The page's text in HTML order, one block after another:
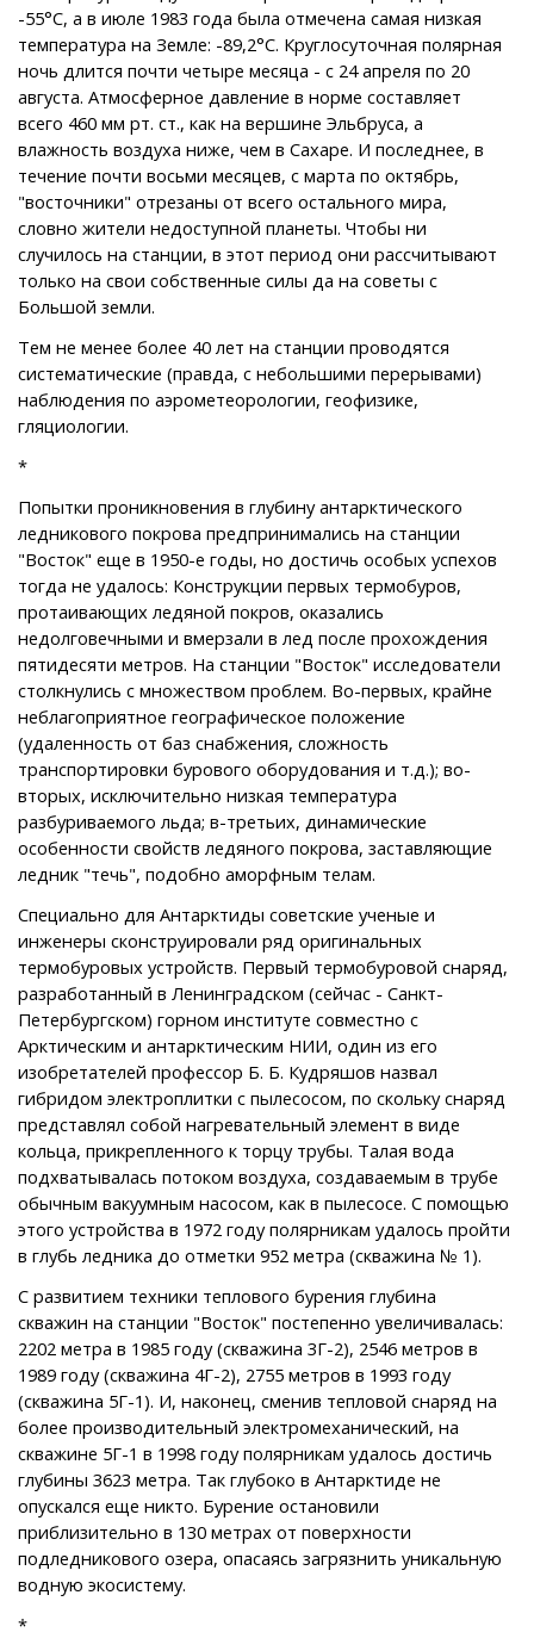
-55°С, а в июле 1983 года была отмечена самая низкая
температура на Земле: -89,2°С. Круглосуточная полярная
ночь длится почти четыре месяца - с 24 апреля по 20
августа. Атмосферное давление в норме составляет
всего 460 мм рт. ст., как на вершине Эльбруса, а
влажность воздуха ниже, чем в Сахаре. И последнее, в
течение почти восьми месяцев, с марта по октябрь,
"восточники" отрезаны от всего остального мира,
словно жители недоступной планеты. Чтобы ни
случилось на станции, в этот период они рассчитывают
только на свои собственные силы да на советы с
Большой земли.
Тем не менее более 40 лет на станции проводятся
систематические (правда, с небольшими перерывами)
наблюдения по аэрометеорологии, геофизике,
гляциологии.
*
Попытки проникновения в глубину антарктического
ледникового покрова предпринимались на станции
"Восток" еще в 1950-е годы, но достичь особых успехов
тогда не удалось: Конструкции первых термобуров,
протаивающих ледяной покров, оказались
недолговечными и вмерзали в лед после прохождения
пятидесяти метров. На станции "Восток" исследователи
столкнулись с множеством проблем. Во-первых, крайне
неблагоприятное географическое положение
(удаленность от баз снабжения, сложность
транспортировки бурового оборудования и т.д.); во-
вторых, исключительно низкая температура
разбуриваемого льда; в-третьих, динамические
особенности свойств ледяного покрова, заставляющие
ледник "течь", подобно аморфным телам.
Специально для Антарктиды советские ученые и
инженеры сконструировали ряд оригинальных
термобуровых устройств. Первый термобуровой снаряд,
разработанный в Ленинградском (сейчас - Санкт-
Петербургском) горном институте совместно с
Арктическим и антарктическим НИИ, один из его
изобретателей профессор Б. Б. Кудряшов назвал
гибридом электроплитки с пылесосом, по скольку снаряд
представлял собой нагревательный элемент в виде
кольца, прикрепленного к торцу трубы. Талая вода
подхватывалась потоком воздуха, создаваемым в трубе
обычным вакуумным насосом, как в пылесосе. С помощью
этого устройства в 1972 году полярникам удалось пройти
в глубь ледника до отметки 952 метра (скважина № 1).
С развитием техники теплового бурения глубина
скважин на станции "Восток" постепенно увеличивалась:
2202 метра в 1985 году (скважина 3Г-2), 2546 метров в
1989 году (скважина 4Г-2), 2755 метров в 1993 году
(скважина 5Г-1). И, наконец, сменив тепловой снаряд на
более производительный электромеханический, на
скважине 5Г-1 в 1998 году полярникам удалось достичь
глубины 3623 метра. Так глубоко в Антарктиде не
опускался еще никто. Бурение остановили
приблизительно в 130 метрах от поверхности
подледникового озера, опасаясь загрязнить уникальную
водную экосистему.
*